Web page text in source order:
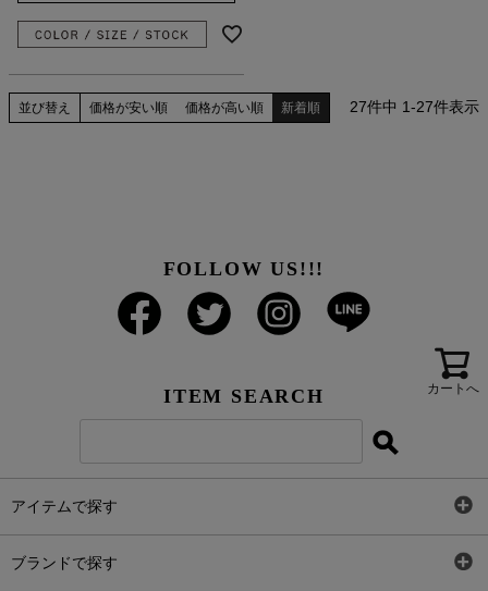
並び替え 価格が安い順 価格が高い順 新着順 27件中 1-27件表示
カートへ
FOLLOW US!!!
ITEM SEARCH
アイテムで探す
ブランドで探す